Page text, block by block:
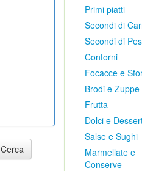
Cerca
Primi piatti
Secondi di
Secondi di
Contorni
Focacce e
Brodi e Zuppe
Frutta
Dolci e
Salse e Sughi
Marmellate e
Conserve